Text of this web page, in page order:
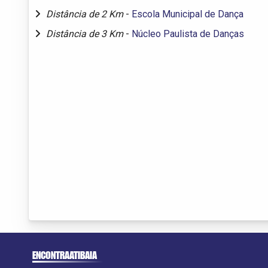
Distância de 2 Km - Escola Municipal de Dança
Distância de 3 Km - Núcleo Paulista de Danças
ENCONTRAATIBAIA